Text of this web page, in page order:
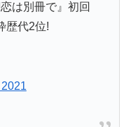
は別冊で』初回
歴代2位!